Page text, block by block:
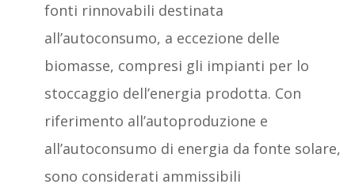
fonti rinnovabili destinata
all’autoconsumo, a eccezione delle
biomasse, compresi gli impianti per lo
stoccaggio dell’energia prodotta. Con
riferimento all’autoproduzione e
all’autoconsumo di energia da fonte solare,
sono considerati ammissibili